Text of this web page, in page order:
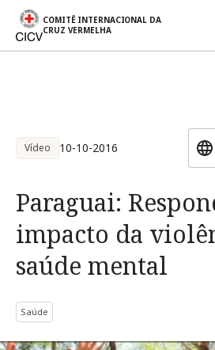
COMITÊ INTERNACIONAL DA
CRUZ VERMELHA
Vídeo 10-10-2016
Paraguai:
impacto da
saúde mental
Saúde